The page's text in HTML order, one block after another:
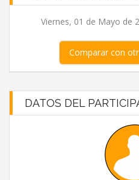
Viernes, 01 de Mayo de
Comparar con
DATOS DEL